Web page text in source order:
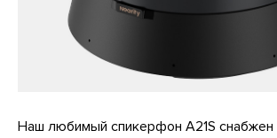
Наш любимый спикерфон A21S снабжен